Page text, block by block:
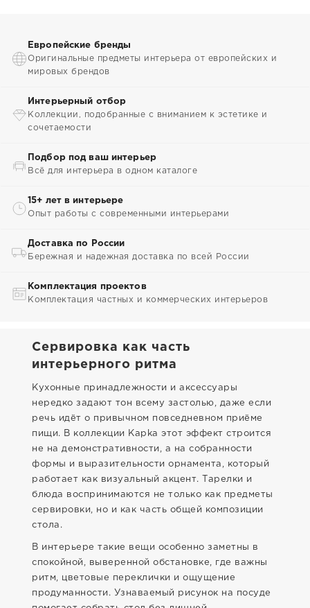
Европейские бренды
Оригинальные предметы интерьера от европейских и
мировых брендов
Интерьерный отбор
Коллекции, подобранные с вниманием к эстетике и
сочетаемости
Подбор под ваш интерьер
Всё для интерьера в одном каталоге
15+ лет в интерьере
Опыт работы с современными интерьерами
Доставка по России
Бережная и надежная доставка по всей России
Комплектация проектов
Комплектация частных и коммерческих интерьеров
Сервировка как часть
интерьерного ритма
Кухонные принадлежности и аксессуары
нередко задают тон всему застолью, даже если
речь идёт о привычном повседневном приёме
пищи. В коллекции Kapka этот эффект строится
не на демонстративности, а на собранности
формы и выразительности орнамента, который
работает как визуальный акцент. Тарелки и
блюда воспринимаются не только как предметы
сервировки, но и как часть общей композиции
стола.
В интерьере такие вещи особенно заметны в
спокойной, выверенной обстановке, где важны
ритм, цветовые переклички и ощущение
продуманности. Узнаваемый рисунок на посуде